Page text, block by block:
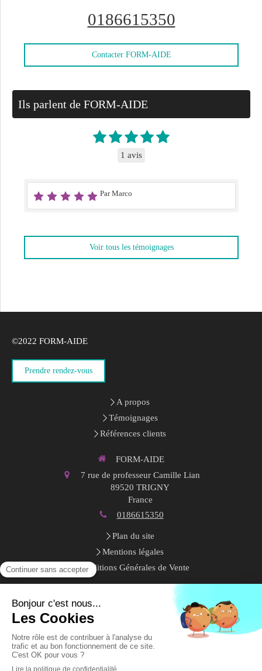
0186615350
Contacter FORM-AIDE
Ils parlent de FORM-AIDE
1 avis
Par Marco
Voir tous les témoignages
©2022 FORM-AIDE
Prendre rendez-vous
A propos
Témoignages
Références clients
FORM-AIDE
7 rue de professeur Camille Lian
89520 TRIGNY
France
0186615350
Plan du site
Mentions légales
Conditions Générales de Vente
Création et référencement du site par Simplébo